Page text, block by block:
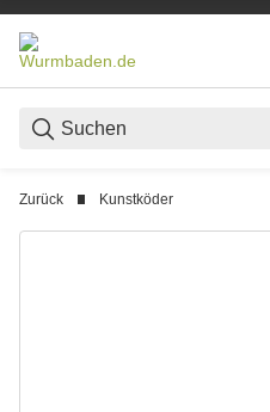
Zurück Kunstköder